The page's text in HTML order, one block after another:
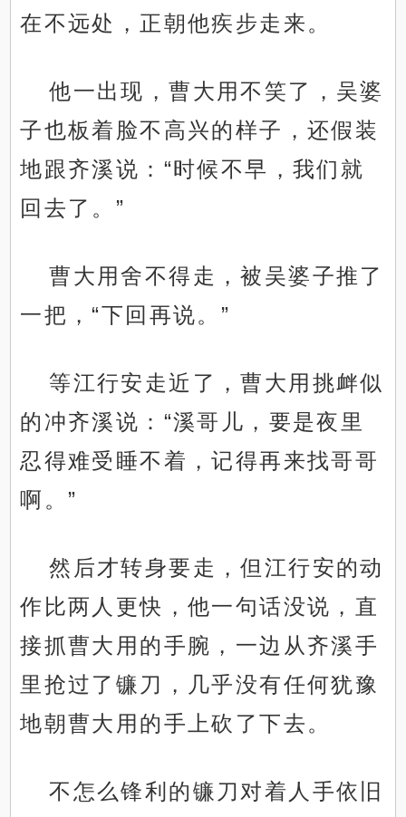
在不远处，正朝他疾步走来。
他一出现，曹大用不笑了，吴婆
子也板着脸不高兴的样子，还假装
地跟齐溪说：“时候不早，我们就
回去了。”
曹大用舍不得走，被吴婆子推了
一把，“下回再说。”
等江行安走近了，曹大用挑衅似
的冲齐溪说：“溪哥儿，要是夜里
忍得难受睡不着，记得再来找哥哥
啊。”
然后才转身要走，但江行安的动
作比两人更快，他一句话没说，直
接抓曹大用的手腕，一边从齐溪手
里抢过了镰刀，几乎没有任何犹豫
地朝曹大用的手上砍了下去。
不怎么锋利的镰刀对着人手依旧